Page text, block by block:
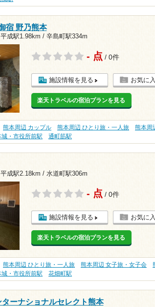
宿 野乃熊本
平成駅1.98km / 辛島町駅334m
- 点 / 0件
施設情報を見る お気に
楽天トラベルの宿泊プランを見る
熊本周辺 カップル 熊本周辺 ひとり旅・一人旅 熊本周
城・市役所前駅 通町筋駅
平成駅2.18km / 水道町駅306m
- 点 / 0件
施設情報を見る お気に
楽天トラベルの宿泊プランを見る
熊本周辺 ひとり旅・一人旅 熊本周辺 女子旅・女子会
城・市役所前駅 花畑町駅
ーナショナルセレクト熊本